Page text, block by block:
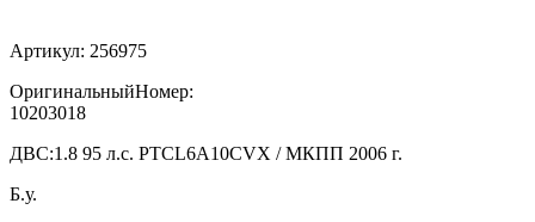
Артикул: 256975
ОригинальныйНомер:
10203018
ДВС:1.8 95 л.с. PTCL6A10CVX / МКПП 2006 г.
Б.у.